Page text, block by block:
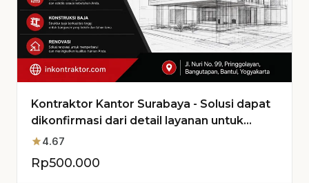
Kontraktor Kantor Surabaya - Solusi dapat
dikonfirmasi dari detail layanan untuk
Proyek Anda
star4.67
Rp500.000